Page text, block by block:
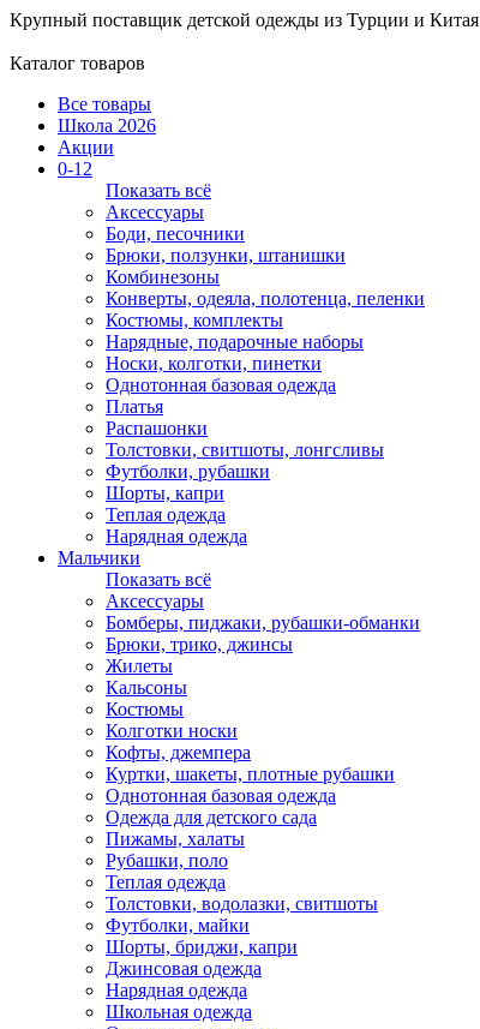
Крупный поставщик детской одежды из Турции и Китая
Каталог товаров
Все товары
Школа 2026
Акции
0-12
Показать всё
Аксессуары
Боди, песочники
Брюки, ползунки, штанишки
Комбинезоны
Конверты, одеяла, полотенца, пеленки
Костюмы, комплекты
Нарядные, подарочные наборы
Носки, колготки, пинетки
Однотонная базовая одежда
Платья
Распашонки
Толстовки, свитшоты, лонгсливы
Футболки, рубашки
Шорты, капри
Теплая одежда
Нарядная одежда
Мальчики
Показать всё
Аксессуары
Бомберы, пиджаки, рубашки-обманки
Брюки, трико, джинсы
Жилеты
Кальсоны
Костюмы
Колготки носки
Кофты, джемпера
Куртки, шакеты, плотные рубашки
Однотонная базовая одежда
Одежда для детского сада
Пижамы, халаты
Рубашки, поло
Теплая одежда
Толстовки, водолазки, свитшоты
Футболки, майки
Шорты, бриджи, капри
Джинсовая одежда
Нарядная одежда
Школьная одежда